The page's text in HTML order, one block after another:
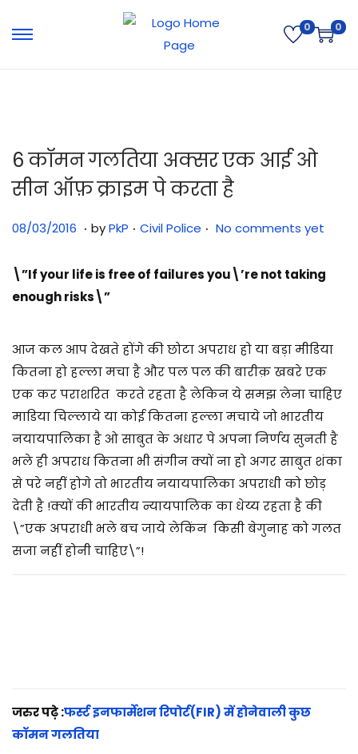
0 0
6 कॉमन गलतिया अक्सर एक आई ओ
सीन ऑफ़ क्राइम पे करता है
Posted on
08/03/2016 3
/
0
. byPkP . Posted in
Civil Police . No comments yet
\”If your life is free of failures you\’re not taking
enough risks\”
आज कल आप देखते होंगे की छोटा अपराध हो या बड़ा मीडिया
कितना हो हल्ला मचा है और पल पल की बारीक़ खबरे एक
एक कर पराशरित करते रहता है लेकिन ये समझ लेना चाहिए
माडिया चिल्लाये या कोई कितना हल्ला मचाये जो भारतीय
नयायपालिका है ओ साबुत के अधार पे अपना निर्णय सुनती है
भले ही अपराध कितना भी संगीन क्यों ना हो अगर साबुत शंका
से परे नहीं होगे तो भारतीय नयायपालिका अपराधी को छोड़
देती है !क्यों की भारतीय न्यायपालिक का धेय्य रहता है की
\”एक अपराधी भले बच जाये लेकिंन किसी बेगुनाह को गलत
सजा नहीं होनी चाहिए\”!
जरुर पढ़े :फर्स्ट इनफार्मेशन रिपोर्ट(FIR) में होनेवाली कुछ
कॉमन गलतिया